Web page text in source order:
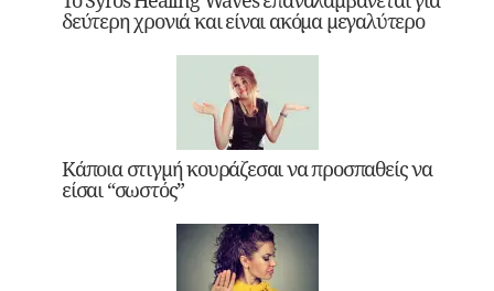
δεύτερη χρονιά και είναι ακόμα μεγαλύτερο
Κάποια στιγμή κουράζεσαι να προσπαθείς να
είσαι “σωστός”